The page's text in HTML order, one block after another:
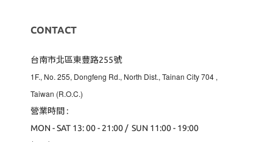
CONTACT
台南市北區東豐路255號
1F., No. 255, Dongfeng Rd., North Dist., Tainan City 704 ,
Taiwan (R.O.C.)
營業時間 :
MON - SAT 13: 00 - 21:00 / SUN 11:00 - 19:00